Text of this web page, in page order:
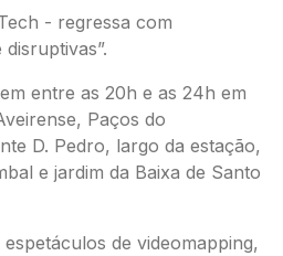
- regressa com
entre as 20h e as 24h em
Paços do
D. Pedro, largo da estação,
e jardim da Baixa de Santo
de videomapping,